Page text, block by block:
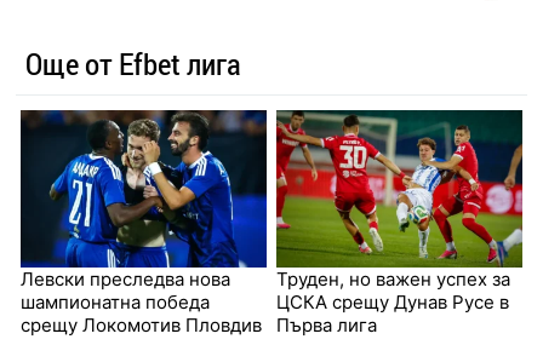
Още от Efbet лига
Левски преследва нова
шампионатна победа
срещу Локомотив Пловдив
Труден, но важен успех за
ЦСКА срещу Дунав Русе в
Първа лига